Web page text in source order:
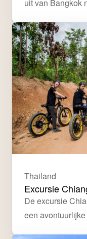
uit van Bangkok
Thailand
Excursie
De excursie
een avontuurlijke